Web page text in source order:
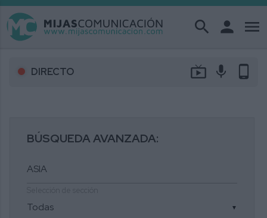
search person menu
DIRECTO live_tv mic phone_android
BÚSQUEDA AVANZADA:
▼